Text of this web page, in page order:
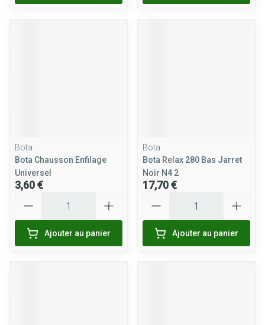
Bota
Bota Chausson Enfilage
Universel
3,60 €
Ajouter au panier
Bota
Bota Relax 280 Bas Jarret
Noir N4 2
17,70 €
Ajouter au panier